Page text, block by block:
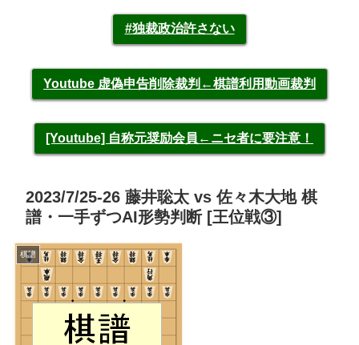
#独裁政治許さない
Youtube 虚偽申告削除裁判←棋譜利用動画裁判
[Youtube] 自称元奨励会員←ニセ者に要注意！
2023/7/25-26 藤井聡太 vs 佐々木大地 棋
譜・一手ずつAI形勢判断 [王位戦③]
棋譜